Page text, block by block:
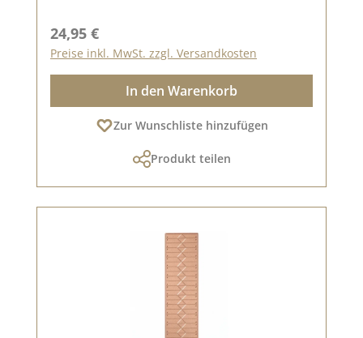
Regulärer Preis:
24,95 €
Preise inkl. MwSt. zzgl. Versandkosten
In den Warenkorb
Zur Wunschliste hinzufügen
Produkt teilen